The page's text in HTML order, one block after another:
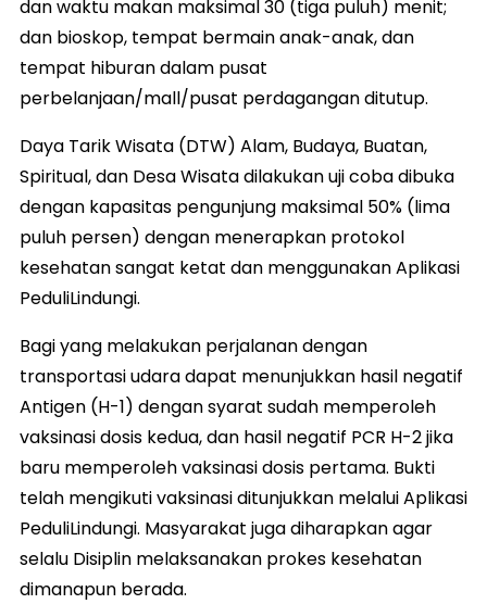
dan waktu makan maksimal 30 (tiga puluh) menit;
dan bioskop, tempat bermain anak-anak, dan
tempat hiburan dalam pusat
perbelanjaan/mall/pusat perdagangan ditutup.
Daya Tarik Wisata (DTW) Alam, Budaya, Buatan,
Spiritual, dan Desa Wisata dilakukan uji coba dibuka
dengan kapasitas pengunjung maksimal 50% (lima
puluh persen) dengan menerapkan protokol
kesehatan sangat ketat dan menggunakan Aplikasi
PeduliLindungi.
Bagi yang melakukan perjalanan dengan
transportasi udara dapat menunjukkan hasil negatif
Antigen (H-1) dengan syarat sudah memperoleh
vaksinasi dosis kedua, dan hasil negatif PCR H-2 jika
baru memperoleh vaksinasi dosis pertama. Bukti
telah mengikuti vaksinasi ditunjukkan melalui Aplikasi
PeduliLindungi. Masyarakat juga diharapkan agar
selalu Disiplin melaksanakan prokes kesehatan
dimanapun berada.